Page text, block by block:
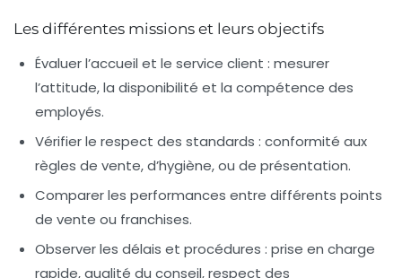
Les différentes missions et leurs objectifs
Évaluer l’accueil et le service client : mesurer
l’attitude, la disponibilité et la compétence des
employés.
Vérifier le respect des standards : conformité aux
règles de vente, d’hygiène, ou de présentation.
Comparer les performances entre différents points
de vente ou franchises.
Observer les délais et procédures : prise en charge
rapide, qualité du conseil, respect des